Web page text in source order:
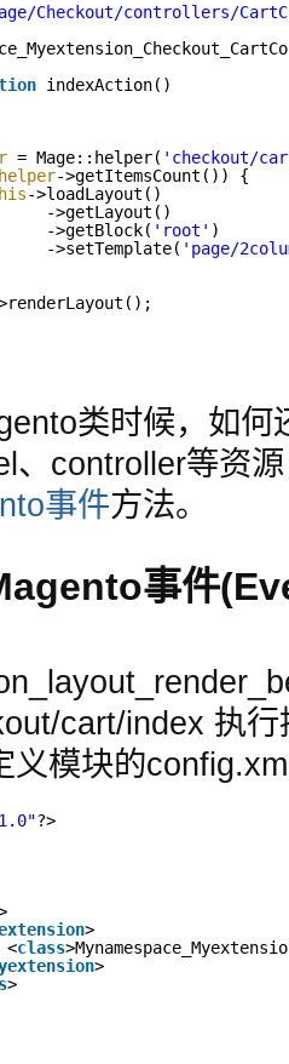
Checkout/controllers/
indexAction()
= Mage::helper( 'checkout/
->getItemsCount()) {
->loadLayout()
->getLayout()
->getBlock( 'root' )
->setTemplate( 'page/
类时候，如
、controller等资
事件方法。
事件
cart/index 执
义模块的
?>
>
<class
>
>